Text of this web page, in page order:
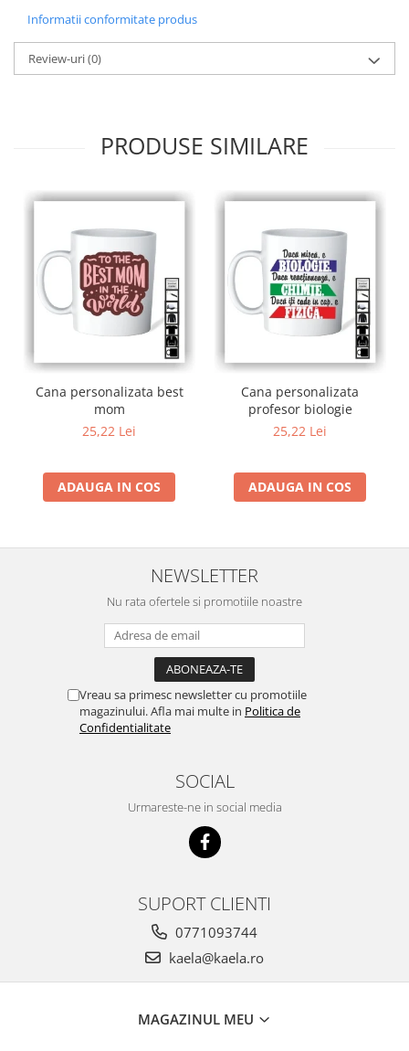
Informatii conformitate produs
Review-uri(0)
PRODUSE SIMILARE
Cana personalizata best
mom
25,22 Lei
ADAUGA IN COS
Cana personalizata
profesor biologie
25,22 Lei
ADAUGA IN COS
NEWSLETTER
Nu rata ofertele si promotiile noastre
Vreau sa primesc newsletter cu promotiile
magazinului. Afla mai multe in Politica de
Confidentialitate
SOCIAL
Urmareste-ne in social media
SUPORT CLIENTI
0771093744
kaela@kaela.ro
MAGAZINUL MEU